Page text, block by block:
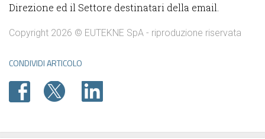
Direzione ed il Settore destinatari della email.
Copyright 2026 © EUTEKNE SpA - riproduzione riservata
CONDIVIDI ARTICOLO